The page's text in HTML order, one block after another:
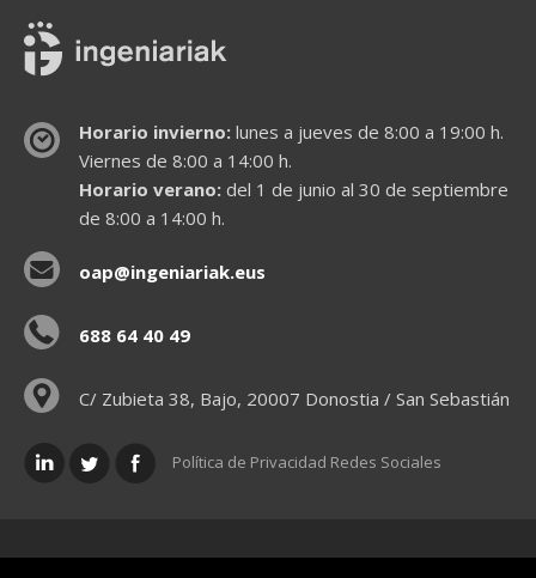
Horario invierno:lunes a jueves de 8:00 a 19:00 h.
Viernes de 8:00 a 14:00 h.
Horario verano:del 1 de junio al 30 de septiembre
de 8:00 a 14:00 h.
oap@ingeniariak.eus
688 64 40 49
C/ Zubieta 38, Bajo, 20007 Donostia / San Sebastián
Política de Privacidad Redes Sociales